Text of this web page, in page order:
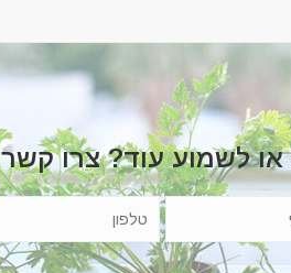
לשמוע עוד? צרו קשר